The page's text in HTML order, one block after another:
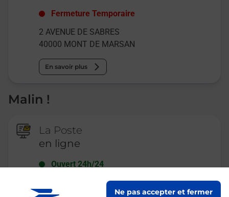
Ne pas accepter et fermer
Fermeture Temporaire
2 AVENUE DE SABRES
40000 MONT DE MARSAN
En savoir plus
Malin !
La Poste
en ligne
Ouvert 24h/24